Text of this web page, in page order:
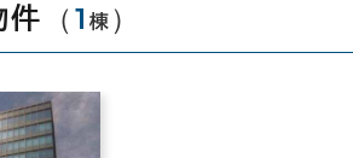
件 （1 棟 ）